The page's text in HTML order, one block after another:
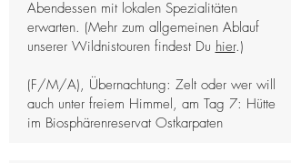
Abendessen mit lokalen Spezialitäten
erwarten. (Mehr zum allgemeinen Ablauf
unserer Wildnistouren findest Du hier.)
(F/M/A), Übernachtung: Zelt oder wer will
auch unter freiem Himmel, am Tag 7: Hütte
im Biosphärenreservat Ostkarpaten